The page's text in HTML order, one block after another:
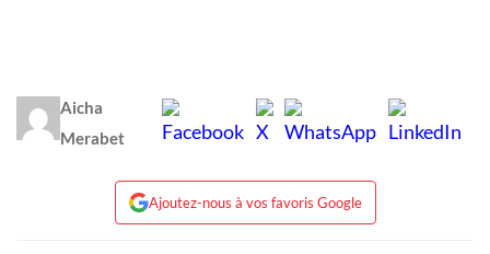
Aicha
Merabet
Ajoutez-nous à vos favoris Google